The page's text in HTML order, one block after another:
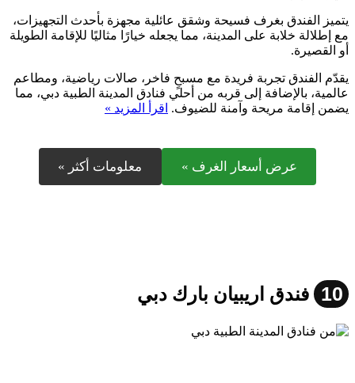
يتميز الفندق بغرف فسيحة وشقق عائلية مجهزة بأحدث التجهيزات،
مع إطلالة خلابة على المدينة، مما يجعله خيارًا مثاليًا للإقامة الطويلة
أو القصيرة.
يقدّم الفندق تجربة فريدة مع مسبحٍ فاخر، صالات رياضية، ومطاعم
عالمية، بالإضافة إلى قربه من أحلي فنادق المدينة الطبية دبي، مما
يضمن إقامة مريحة وآمنة للضيوف. اقرأ المزيد »
عرض أسعار الغرف » معلومات أكثر »
10 فندق اريبيان بارك دبي